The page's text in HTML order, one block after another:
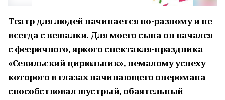
Театр для людей начинается по-разному и не
всегда с вешалки. Для моего сына он начался
с фееричного, яркого спектакля-праздника
«Севильский цирюльник», немалому успеху
которого в глазах начинающего оперомана
способствовал шустрый, обаятельный